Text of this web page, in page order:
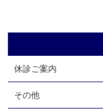
休診ご案内
その他